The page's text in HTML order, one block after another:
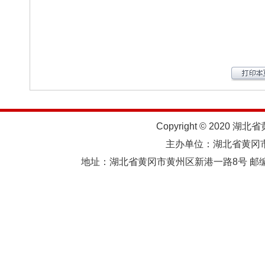
Copyright © 2020 湖北省
主办单位：湖北省黄
地址：湖北省黄冈市黄州区新港一路8号